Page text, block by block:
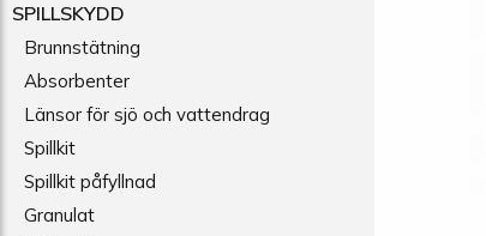
SPILLSKYDD
Brunnstätning
Absorbenter
Länsor för sjö och vattendrag
Spillkit
Spillkit påfyllnad
Granulat